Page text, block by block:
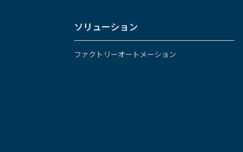
ソリューション
ファクトリーオートメーション